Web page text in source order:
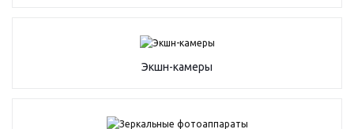
Экшн-камеры